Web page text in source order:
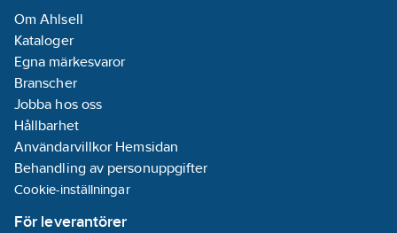
Om Ahlsell
Kataloger
Egna märkesvaror
Branscher
Jobba hos oss
Hållbarhet
Användarvillkor Hemsidan
Behandling av personuppgifter
Cookie-inställningar
För leverantörer